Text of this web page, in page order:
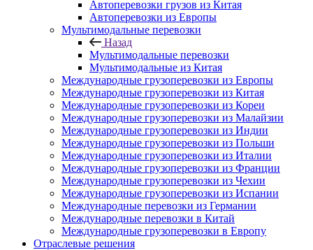
Автоперевозки грузов из Китая
Автоперевозки из Европы
Мультимодальные перевозки
Назад
Мультимодальные перевозки
Мультимодальные из Китая
Международные грузоперевозки из Европы
Международные грузоперевозки из Китая
Международные грузоперевозки из Кореи
Международные грузоперевозки из Малайзии
Международные грузоперевозки из Индии
Международные грузоперевозки из Польши
Международные грузоперевозки из Италии
Международные грузоперевозки из Франции
Международные грузоперевозки из Чехии
Международные грузоперевозки из Испании
Международные перевозки из Германии
Международные перевозки в Китай
Международные грузоперевозки в Европу
Отраслевые решения